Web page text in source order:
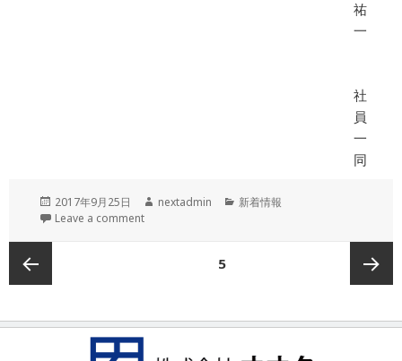
祐
一
社
員
一
同
投
稿
2017年9月25日
作
nextadmin
カ
新着情報
Leave a comment
5